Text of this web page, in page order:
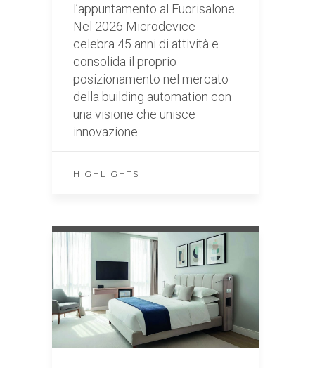
l’appuntamento al Fuorisalone.
Nel 2026 Microdevice
celebra 45 anni di attività e
consolida il proprio
posizionamento nel mercato
della building automation con
una visione che unisce
innovazione…
HIGHLIGHTS